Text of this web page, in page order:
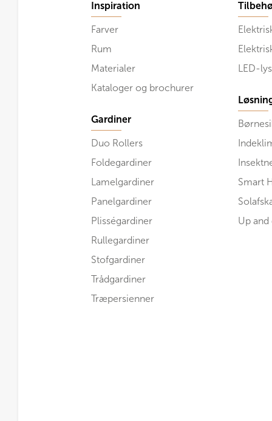
Inspiration
Farver
Rum
Materialer
Kataloger og brochurer
Gardiner
Duo Rollers
Foldegardiner
Lamelgardiner
Panelgardiner
Plisségardiner
Rullegardiner
Stofgardiner
Trådgardiner
Træpersienner
LED-lys
Smart
Up